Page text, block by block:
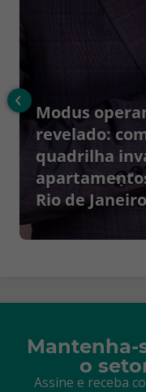
Modus
revelado:
quadrilha
Rio de Janeiro
‹
Mantenha-
o
Assine e receba